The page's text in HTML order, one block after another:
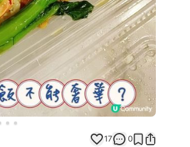
17 0